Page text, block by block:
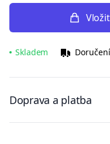
Skladem
Doprava a platba